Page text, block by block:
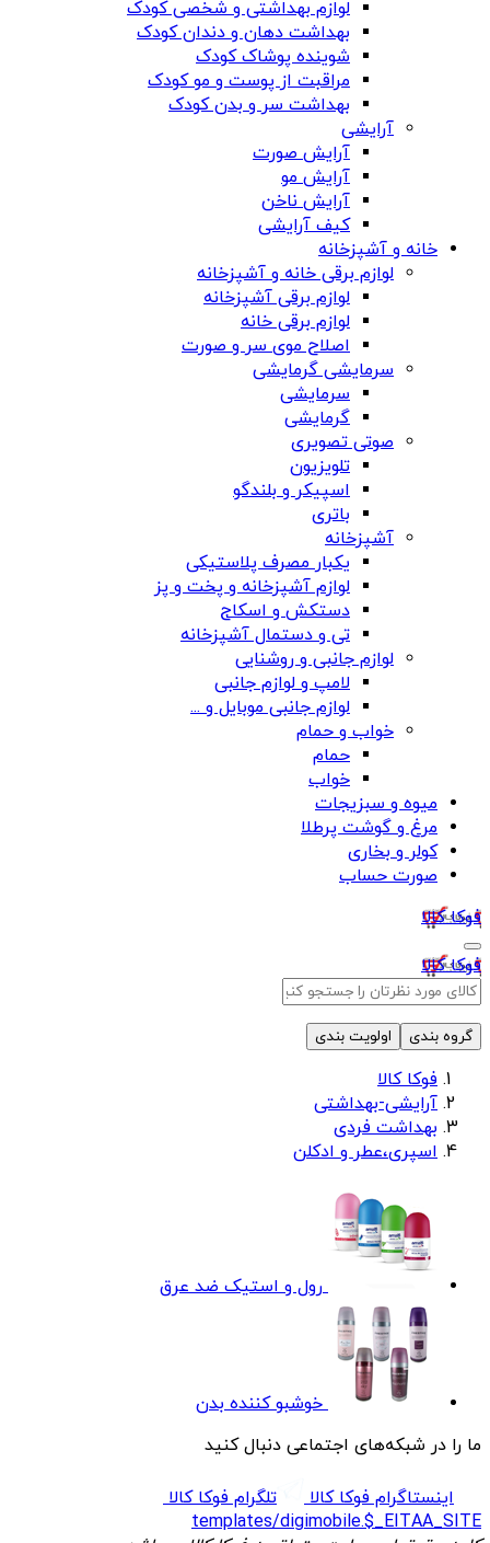
لوازم بهداشتی و شخصی کودک
بهداشت دهان و دندان کودک
شوینده پوشاک کودک
مراقبت از پوست و مو کودک
بهداشت سر و بدن کودک
آرایشی
آرایش صورت
آرایش مو
آرایش ناخن
کیف آرایشی
خانه و آشپزخانه
لوازم برقی خانه و آشپزخانه
لوازم برقی آشپزخانه
لوازم برقی خانه
اصلاح موی سر و صورت
سرمایشی گرمایشی
سرمایشی
گرمایشی
صوتی تصویری
تلویزیون
اسپیکر و بلندگو
باتری
آشپزخانه
یکبار مصرف پلاستیکی
لوازم آشپزخانه و پخت و پز
دستکش و اسکاج
تی و دستمال آشپزخانه
لوازم جانبی و روشنایی
لامپ و لوازم جانبی
لوازم جانبی موبایل و ...
خواب و حمام
حمام
خواب
میوه و سبزیجات
مرغ و گوشت پرطلا
کولر و بخاری
صورت حساب
فوکا کالا
فوکا کالا
گروه بندی اولویت بندی
فوکا کالا
آرایشی-بهداشتی
بهداشت فردی
اسپری،عطر و ادکلن
رول و استیک ضد عرق
خوشبو کننده بدن
ما را در شبکه‌های اجتماعی دنبال کنید
اینستاگرام فوکا کالا
تلگرام فوکا کالا
templates/digimobile.$_EITAA_SITE